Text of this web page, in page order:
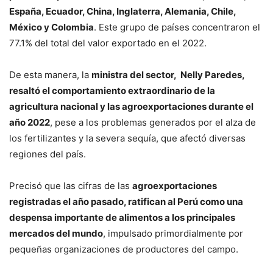
España, Ecuador, China, Inglaterra, Alemania, Chile,
México y Colombia. Este grupo de países concentraron el
77.1% del total del valor exportado en el 2022.
De esta manera, la ministra del sector, Nelly Paredes,
resaltó el comportamiento extraordinario de la
agricultura nacional y las agroexportaciones durante el
año 2022, pese a los problemas generados por el alza de
los fertilizantes y la severa sequía, que afectó diversas
regiones del país.
Precisó que las cifras de las agroexportaciones
registradas el año pasado, ratifican al Perú como una
despensa importante de alimentos a los principales
mercados del mundo, impulsado primordialmente por
pequeñas organizaciones de productores del campo.